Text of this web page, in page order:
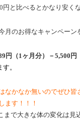
と比べるとかなり安く
のお得なキャンペーン
円（1ヶ月分）－5,500
。
なかなか無いのでぜひ皆
ます！！！
まで大きな体の変化は見